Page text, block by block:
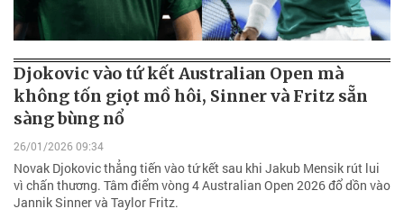
Djokovic vào tứ kết Australian Open mà
không tốn giọt mồ hôi, Sinner và Fritz sẵn
sàng bùng nổ
26/01/2026 09:34
Novak Djokovic thẳng tiến vào tứ kết sau khi Jakub Mensik rút lui
vì chấn thương. Tâm điểm vòng 4 Australian Open 2026 đổ dồn vào
Jannik Sinner và Taylor Fritz.